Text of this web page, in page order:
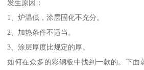
发生原因：
1、炉温低，涂层固化不充分。
2、加热条件不适当。
3、涂层厚度比规定的厚。
如何在众多的彩钢板中找到一款的。下面